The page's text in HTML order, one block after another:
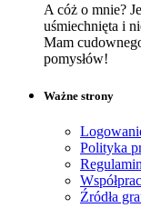
A cóż o mnie?
uśmiechnięta i
Mam
pomysłów!
Ważne strony
Polityka
Źródła